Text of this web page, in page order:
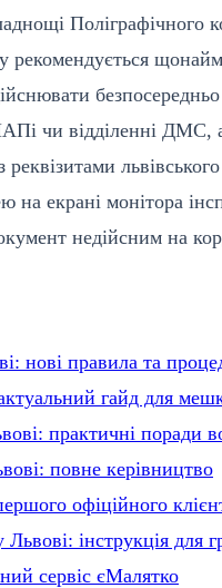
Поліграфічного
рекомендується
чи відділенні ДМС,
екрані монітора
недійсним на
нові правила та
гайд для
практичні поради
повне керівництво
офіційного
інструкція для
сервіс єМалятко